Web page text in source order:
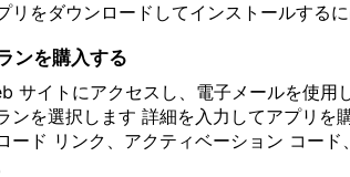
リをダウンロードしてインストールする
ンを購入する
サイトにアクセスし、電子メールを使用
ンを選択します 詳細を入力してアプリを
ード リンク、アクティベーション コー